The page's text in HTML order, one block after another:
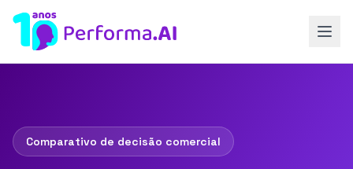
Comparativo de decisão comercial